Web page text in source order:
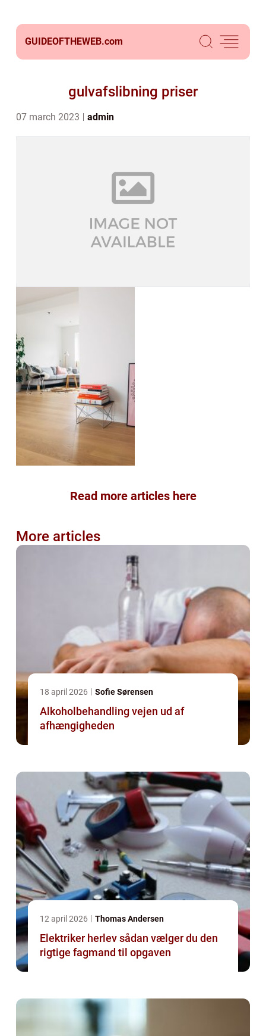
GUIDEOFTHEWEB.com
gulvafslibning priser
07 march 2023 admin
Read more articles here
More articles
18 april 2026 Sofie Sørensen
Alkoholbehandling vejen ud af
afhængigheden
12 april 2026 Thomas Andersen
Elektriker herlev sådan vælger du den
rigtige fagmand til opgaven